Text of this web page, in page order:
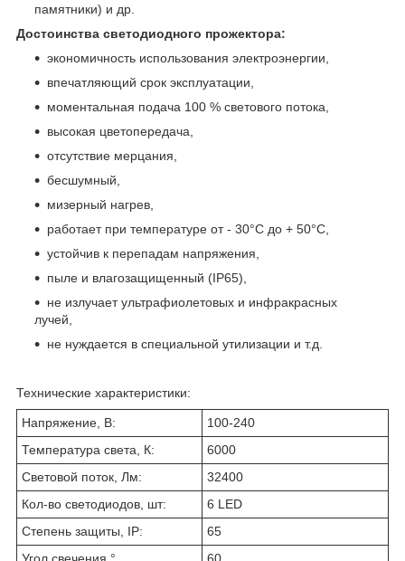
памятники) и др.
Достоинства светодиодного прожектора:
экономичность использования электроэнергии,
впечатляющий срок эксплуатации,
моментальная подача 100 % светового потока,
высокая цветопередача,
отсутствие мерцания,
бесшумный,
мизерный нагрев,
работает при температуре от - 30°С до + 50°С,
устойчив к перепадам напряжения,
пыле и влагозащищенный (IP65),
не излучает ультрафиолетовых и инфракрасных
лучей,
не нуждается в специальной утилизации и т.д.
Технические характеристики:
Напряжение, В:
100-240
Температура света, К:
6000
Световой поток, Лм:
32400
Кол-во светодиодов, шт:
6 LED
Степень защиты, IP:
65
Угол свечения,°
60